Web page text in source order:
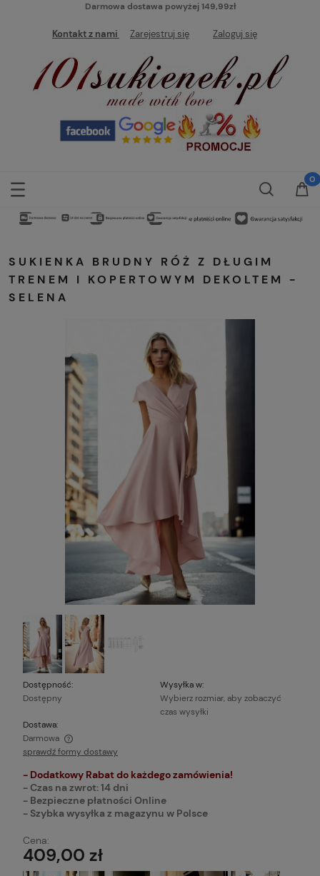
Darmowa dostawa powyżej 149,99zł
Kontakt z nami Zarejestruj się Zaloguj się
SUKIENKA BRUDNY RÓŻ Z DŁUGIM
TRENEM I KOPERTOWYM DEKOLTEM -
SELENA
Dostępność:
Dostępny
Wysyłka w:
Wybierz rozmiar, aby zobaczyć
czas wysyłki
Dostawa:
Darmowa
Cena nie zawiera ewentualnych kosztów płatności
sprawdź formy dostawy
- Dodatkowy Rabat do każdego zamówienia!
- Czas na zwrot: 14 dni
- Bezpieczne płatności Online
- Szybka wysyłka z magazynu w Polsce
Cena:
409,00 zł